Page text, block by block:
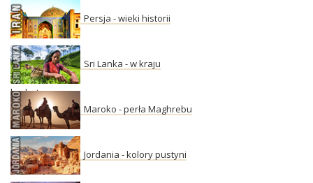
Persja - wieki historii
Sri Lanka - w kraju
herbaty
Maroko - perła Maghrebu
Jordania - kolory pustyni